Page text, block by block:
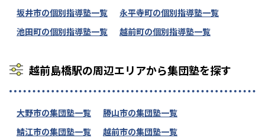
坂井市の個別指導塾一覧
永平寺町の個別指導塾一覧
池田町の個別指導塾一覧
越前町の個別指導塾一覧
越前島橋駅の周辺エリアから集団塾を探す
大野市の集団塾一覧
勝山市の集団塾一覧
鯖江市の集団塾一覧
越前市の集団塾一覧